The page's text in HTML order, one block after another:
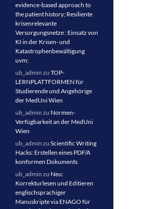
evidence-based approach to
the patient history; Resiliente
krisenrelevante
Versorgungsnetze : Einsatz von
KI in der Krisen- und
Katastrophenbewältigung
uvm;
ub_admin zu TOP-
LERNPLATTFORMEN für
Studierende und Angehörige
der MedUni Wien
ub_admin zu Normen-
Verfügbarkeit an der MedUni
Wien
ub_admin zu Scientific Writing
Hacks: Erstellen eines PDF/A
konformen Dokuments
ub_admin zu Neu:
Korrekturlesen und Editieren
englischsprachiger
Manuskripte via ENAGO für